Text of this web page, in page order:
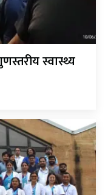
स्वास्थ्य